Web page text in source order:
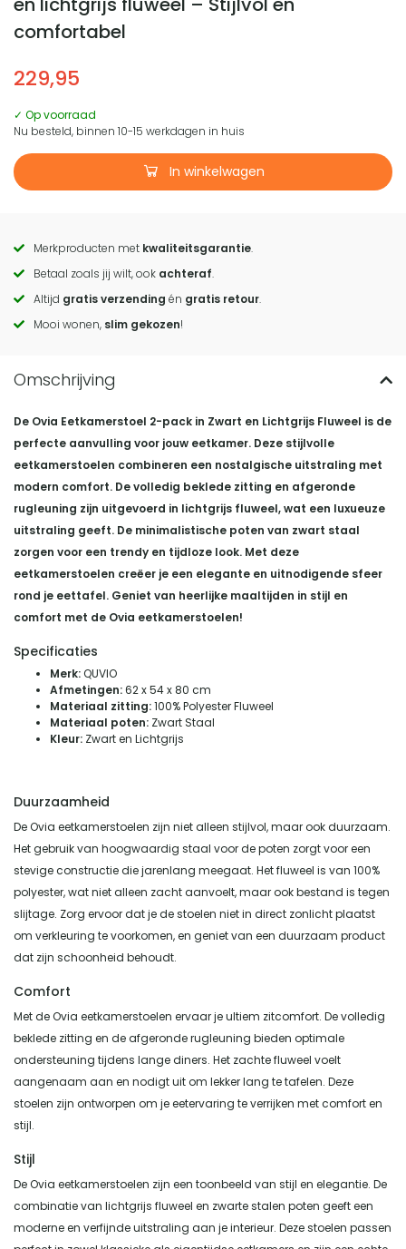
comfortabel
229,95
✓ Op voorraad
Nu besteld, binnen 10-15 werkdagen in huis
In winkelwagen
Call
to
actions
Merkproducten met kwaliteitsgarantie.
Betaal zoals jij wilt, ook achteraf.
Altijd gratis verzending én gratis retour.
Mooi wonen, slim gekozen!
De Ovia Eetkamerstoel 2-pack in Zwart en Lichtgrijs Fluweel is de
perfecte aanvulling voor jouw eetkamer. Deze stijlvolle
eetkamerstoelen combineren een nostalgische uitstraling met
modern comfort. De volledig beklede zitting en afgeronde
rugleuning zijn uitgevoerd in lichtgrijs fluweel, wat een luxueuze
uitstraling geeft. De minimalistische poten van zwart staal
zorgen voor een trendy en tijdloze look. Met deze
eetkamerstoelen creëer je een elegante en uitnodigende sfeer
rond je eettafel. Geniet van heerlijke maaltijden in stijl en
comfort met de Ovia eetkamerstoelen!
Specificaties
Merk:QUVIO
Afmetingen:62 x 54 x 80 cm
Materiaal zitting:100% Polyester Fluweel
Materiaal poten: Zwart Staal
Kleur: Zwart en Lichtgrijs
Duurzaamheid
De Ovia eetkamerstoelen zijn niet alleen stijlvol, maar ook duurzaam.
Het gebruik van hoogwaardig staal voor de poten zorgt voor een
stevige constructie die jarenlang meegaat. Het fluweel is van 100%
polyester, wat niet alleen zacht aanvoelt, maar ook bestand is tegen
slijtage. Zorg ervoor dat je de stoelen niet in direct zonlicht plaatst
om verkleuring te voorkomen, en geniet van een duurzaam product
dat zijn schoonheid behoudt.
Comfort
Met de Ovia eetkamerstoelen ervaar je ultiem zitcomfort. De volledig
beklede zitting en de afgeronde rugleuning bieden optimale
ondersteuning tijdens lange diners. Het zachte fluweel voelt
aangenaam aan en nodigt uit om lekker lang te tafelen. Deze
stoelen zijn ontworpen om je eetervaring te verrijken met comfort en
stijl.
Stijl
De Ovia eetkamerstoelen zijn een toonbeeld van stijl en elegantie. De
combinatie van lichtgrijs fluweel en zwarte stalen poten geeft een
moderne en verfijnde uitstraling aan je interieur. Deze stoelen passen